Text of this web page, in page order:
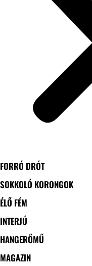
FORRÓ DRÓT
SOKKOLÓ KORONGOK
ÉLŐ FÉM
INTERJÚ
HANGERŐMŰ
MAGAZIN